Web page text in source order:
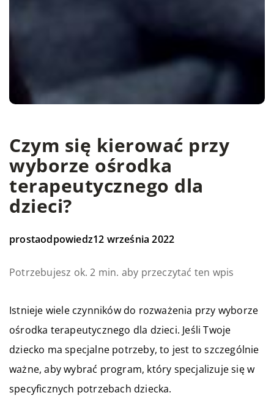
Czym się kierować przy
wyborze ośrodka
terapeutycznego dla
dzieci?
prostaodpowiedz12 września 2022
Potrzebujesz ok. 2 min. aby przeczytać ten wpis
Istnieje wiele czynników do rozważenia przy wyborze
ośrodka terapeutycznego dla dzieci. Jeśli Twoje
dziecko ma specjalne potrzeby, to jest to szczególnie
ważne, aby wybrać program, który specjalizuje się w
specyficznych potrzebach dziecka.